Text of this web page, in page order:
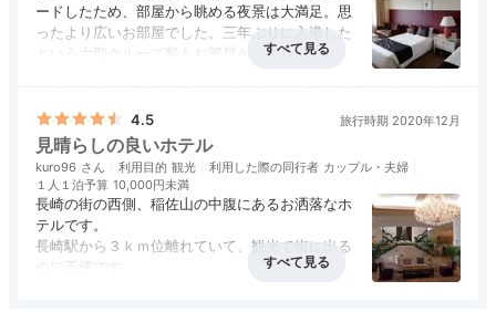
1000andstar
ツインルームで長崎の夜景が見えるお部屋でした。新婚
っていました♪
Freetime
16:00
ードしたため、部屋から眺める夜景は大満足。思
ったより広いお部屋でした。三年ぶりに入港した
という大型クルーズ船もお部屋から眺めることが
を頼むことが出来、小雨の中タクシー観光ができ
てとても良かったです。夜景観光タクシーの依頼
に対してはメールでのやりとりを丁寧にして頂き
ありがとうございました。シティキャブ長崎のド
ライバーさんも安全運転且つお話しも上手で、夜
景観光穴場の鍋冠山へ連れて行って頂き楽しかっ
たです。
そんなに安いホテルとは思わなかったのです
食事・ドリンク
4.5 旅行時期 2020年12月
見晴らしの良いホテル
kuro96 利用目的 観光 利用した際の同行者 カップル・夫婦
１人１泊予算 10,000円未満
長崎の街の西側、稲佐山の中腹にあるお洒落なホ
テルです。
長崎駅から３ｋｍ位離れていて、観光で街に出る
のに不便です。